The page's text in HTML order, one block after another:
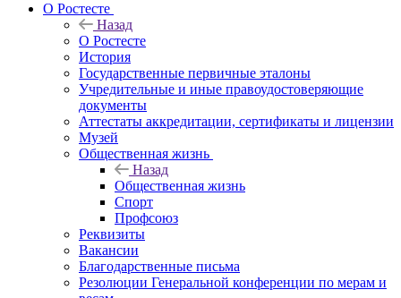
О Ростесте
Назад
О Ростесте
История
Государственные первичные эталоны
Учредительные и иные правоудостоверяющие
документы
Аттестаты аккредитации, сертификаты и лицензии
Музей
Общественная жизнь
Назад
Общественная жизнь
Спорт
Профсоюз
Реквизиты
Вакансии
Благодарственные письма
Резолюции Генеральной конференции по мерам и